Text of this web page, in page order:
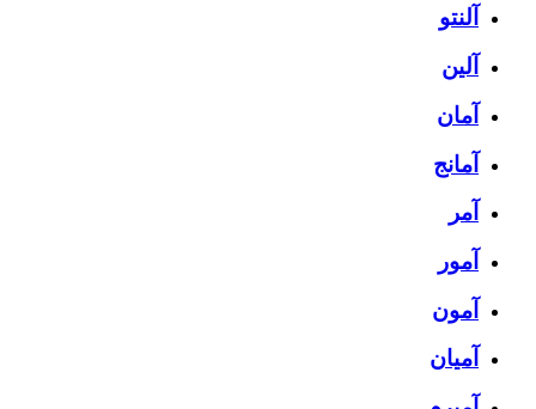
آلنتو
آلین
آمان
آمانج
آمر
آمور
آمون
آمیان